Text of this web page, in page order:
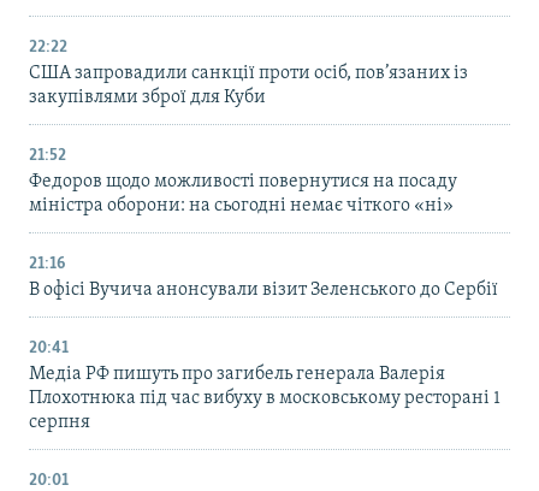
22:22
США запровадили санкції проти осіб, пов’язаних із
закупівлями зброї для Куби
21:52
Федоров щодо можливості повернутися на посаду
міністра оборони: на сьогодні немає чіткого «ні»
21:16
В офісі Вучича анонсували візит Зеленського до Сербії
20:41
Медіа РФ пишуть про загибель генерала Валерія
Плохотнюка під час вибуху в московському ресторані 1
серпня
20:01